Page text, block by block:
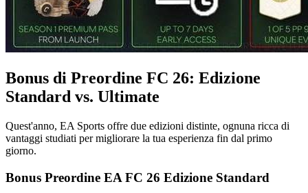
Bonus di Preordine FC 26: Edizione
Standard vs. Ultimate
Quest'anno, EA Sports offre due edizioni distinte, ognuna ricca di
vantaggi studiati per migliorare la tua esperienza fin dal primo
giorno.
Bonus Preordine EA FC 26 Edizione Standard